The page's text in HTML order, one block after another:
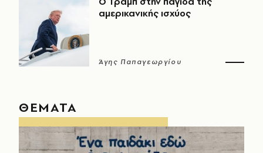
αμερικανικής ισχύος
Άγης Παπαγεωργίου
ΘΕΜΑΤΑ